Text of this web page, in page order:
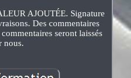
AJOUTÉE. Signature
Des commentaires
seront laissés
nous.